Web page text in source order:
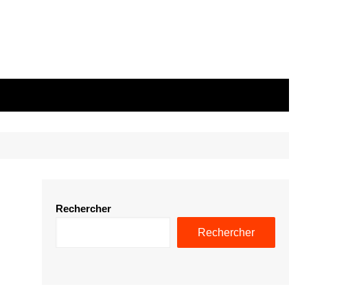
Rechercher
Rechercher